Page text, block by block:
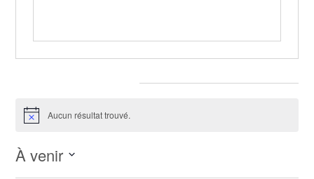
NoticeAucun résultat trouvé.
À venir